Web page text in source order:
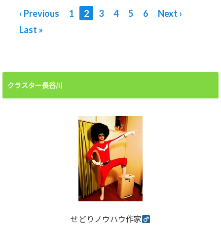
参加ラストチャンス？
せどり独占販売×自動
化チーム「ESST」
‹ Previous 1 2 3 4 5 6
Next ›
Last »
クラスター長谷川
せどりノウハウ作家